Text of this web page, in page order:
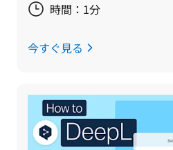
時間：1分
今すぐ見る